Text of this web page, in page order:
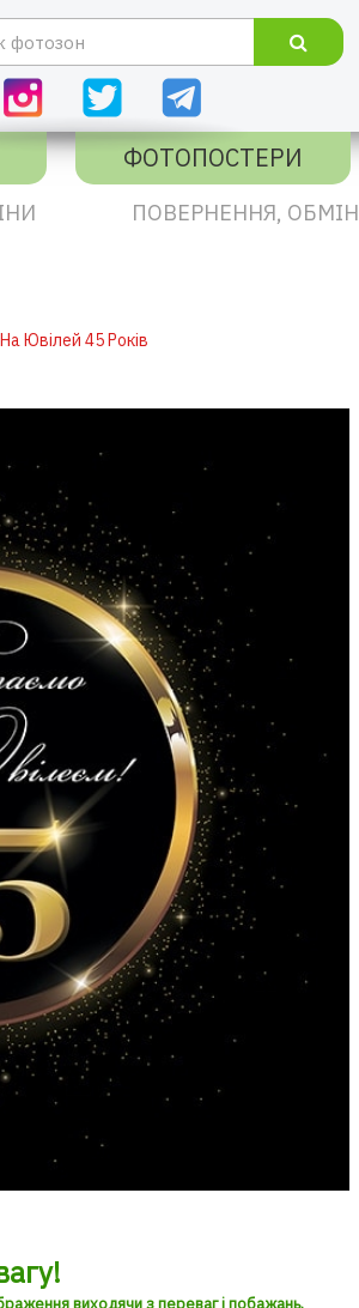
ФОТОПОСТЕРИ
ПОВЕРНЕННЯ, ОБМІН
На Ювілей 45 Років
виходячи з переваг і побажань.